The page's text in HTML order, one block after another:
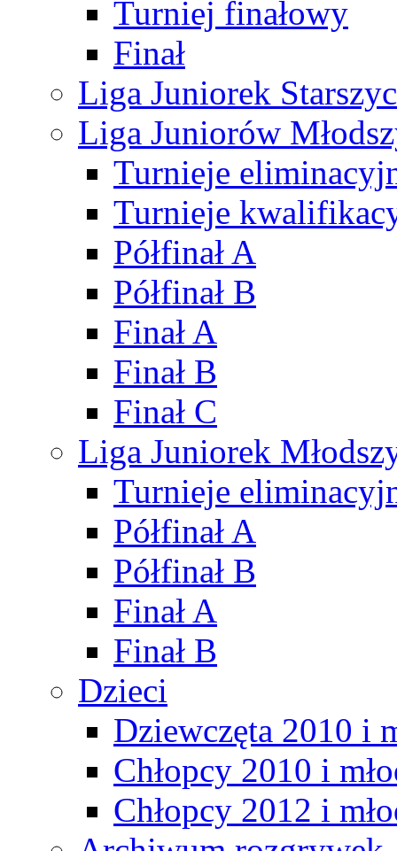
Turniej finałowy
Finał
Liga Juniorek
Liga Juniorów
Turnieje
Turnieje
Półfinał A
Półfinał B
Finał A
Finał B
Finał C
Liga Juniorek
Turnieje
Półfinał A
Półfinał B
Finał A
Finał B
Dzieci
Dziewczęta 2010 i
Chłopcy 2010 i
Chłopcy 2012 i